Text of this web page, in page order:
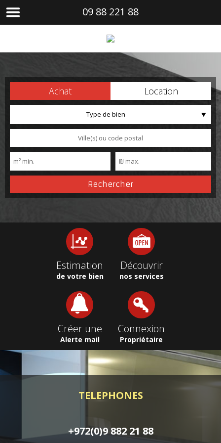
09 88 221 88
Achat Location
Type de bien
Estimation
de votre bien
Découvrir
nos services
Créer une
Alerte mail
Connexion
Propriétaire
TELEPHONES
+972(0)9 882 21 88